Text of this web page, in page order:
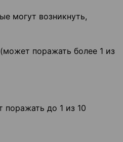
могут возникнуть,
поражать более 1 из
поражать до 1 из 10